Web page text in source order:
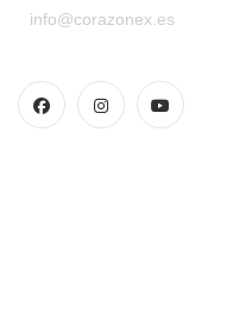
info@corazonex.es